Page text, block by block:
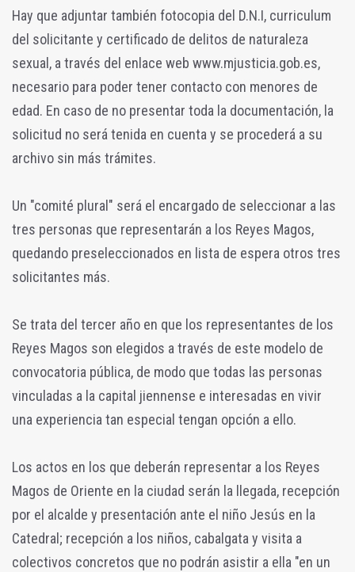
Hay que adjuntar también fotocopia del D.N.I, curriculum
del solicitante y certificado de delitos de naturaleza
sexual, a través del enlace web www.mjusticia.gob.es,
necesario para poder tener contacto con menores de
edad. En caso de no presentar toda la documentación, la
solicitud no será tenida en cuenta y se procederá a su
archivo sin más trámites.
Un "comité plural" será el encargado de seleccionar a las
tres personas que representarán a los Reyes Magos,
quedando preseleccionados en lista de espera otros tres
solicitantes más.
Se trata del tercer año en que los representantes de los
Reyes Magos son elegidos a través de este modelo de
convocatoria pública, de modo que todas las personas
vinculadas a la capital jiennense e interesadas en vivir
una experiencia tan especial tengan opción a ello.
Los actos en los que deberán representar a los Reyes
Magos de Oriente en la ciudad serán la llegada, recepción
por el alcalde y presentación ante el niño Jesús en la
Catedral; recepción a los niños, cabalgata y visita a
colectivos concretos que no podrán asistir a ella "en un